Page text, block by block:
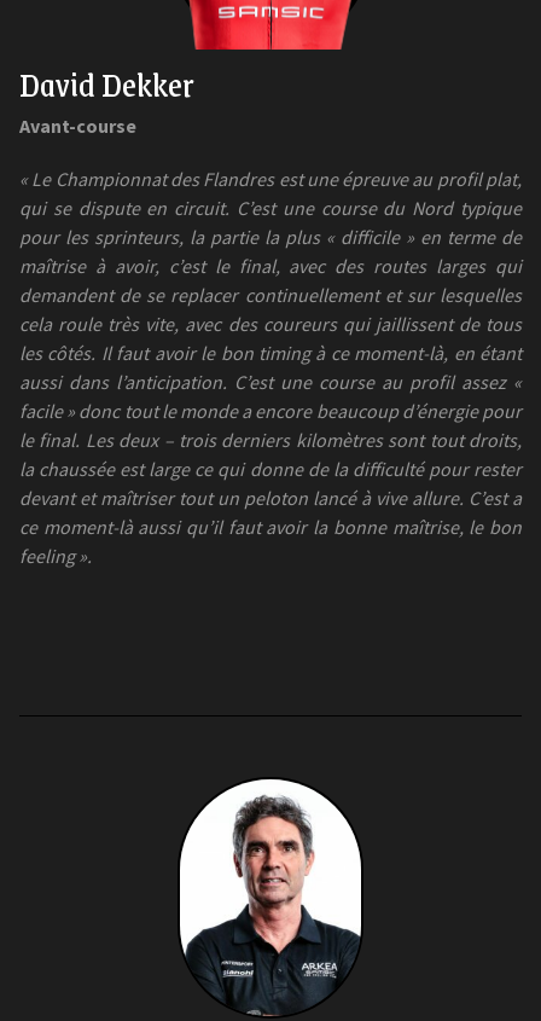
David Dekker
Avant-course
« Le Championnat des Flandres est une épreuve au profil plat,
qui se dispute en circuit. C’est une course du Nord typique
pour les sprinteurs, la partie la plus « difficile » en terme de
maîtrise à avoir, c’est le final, avec des routes larges qui
demandent de se replacer continuellement et sur lesquelles
cela roule très vite, avec des coureurs qui jaillissent de tous
les côtés. Il faut avoir le bon timing à ce moment-là, en étant
aussi dans l’anticipation. C’est une course au profil assez «
facile » donc tout le monde a encore beaucoup d’énergie pour
le final. Les deux – trois derniers kilomètres sont tout droits,
la chaussée est large ce qui donne de la difficulté pour rester
devant et maîtriser tout un peloton lancé à vive allure. C’est a
ce moment-là aussi qu’il faut avoir la bonne maîtrise, le bon
feeling ».